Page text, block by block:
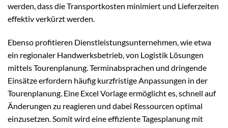
werden, dass die Transportkosten minimiert und Lieferzeiten
effektiv verkürzt werden.
Ebenso profitieren Dienstleistungsunternehmen, wie etwa
ein regionaler Handwerksbetrieb, von Logistik Lösungen
mittels Tourenplanung. Terminabsprachen und dringende
Einsätze erfordern häufig kurzfristige Anpassungen in der
Tourenplanung. Eine Excel Vorlage ermöglicht es, schnell auf
Änderungen zu reagieren und dabei Ressourcen optimal
einzusetzen. Somit wird eine effiziente Tagesplanung mit